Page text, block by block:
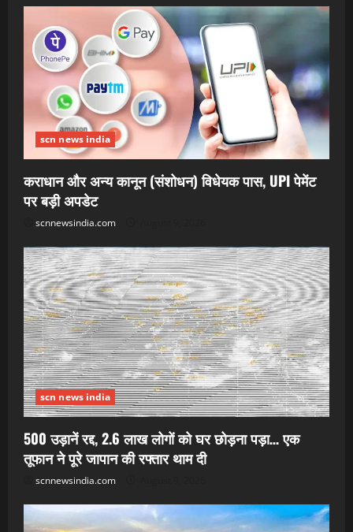
scn news india
कराधान और अन्य कानून (संशोधन) विधेयक पास, UPI पेमेंट
पर बड़ी अपडेट
scnnewsindia.com
scn news india
500 उड़ानें रद्द, 2.6 लाख लोगों को घर छोड़ना पड़ा… एक
तूफान ने पूरे जापान की रफ्तार थाम दी
scnnewsindia.com